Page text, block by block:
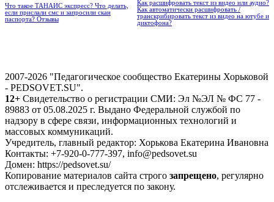
Что такое ТАНАИС экспресс? Что делать,
если прислали смс и запросили скан
паспорта? Отзывы
Как расшифровать текст из видео или аудио?
Как автоматически расшифровать /
транскрибировать текст из видео на ютубе и
диктофона?
2007-2026 "Педагогическое сообщество Екатерины Хорьковой
- PEDSOVET.SU".
12+ Свидетельство о регистрации СМИ: Эл №ЭЛ № ФС 77 -
89883 от 05.08.2025 г. Выдано Федеральной службой по
надзору в сфере связи, информационных технологий и
массовых коммуникаций.
Учредитель, главный редактор: Хорькова Екатерина Ивановна
Контакты: +7-920-0-777-397, info@pedsovet.su
Домен: https://pedsovet.su/
Копирование материалов сайта строго запрещено, регулярно
отслеживается и преследуется по закону.